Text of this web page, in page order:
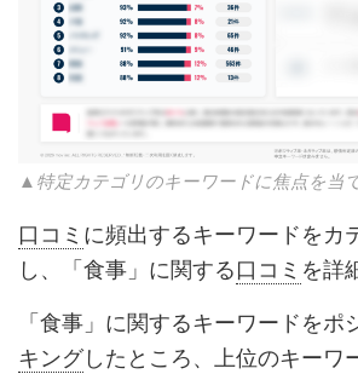
▲特定カテゴリのキーワードに焦点を当
口コミ に頻出するキーワードをカ
し、「食事」に関する口コミ を詳
「食事」に関するキーワードをポ
キングしたところ、上位のキーワ